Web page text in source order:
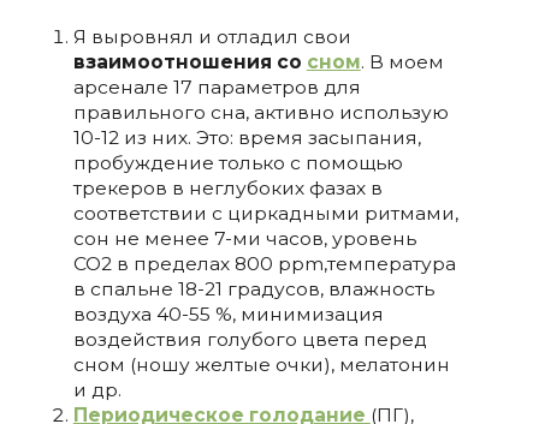
Я выровнял и отладил свои
взаимоотношения со сном. В моем
арсенале 17 параметров для
правильного сна, активно использую
10-12 из них. Это: время засыпания,
пробуждение только с помощью
трекеров в неглубоких фазах в
соответствии с циркадными ритмами,
сон не менее 7-ми часов, уровень
СО2 в пределах 800 ppm,температура
в спальне 18-21 градусов, влажность
воздуха 40-55 %, минимизация
воздействия голубого цвета перед
сном (ношу желтые очки), мелатонин
и др.
Периодическое голодание (ПГ),